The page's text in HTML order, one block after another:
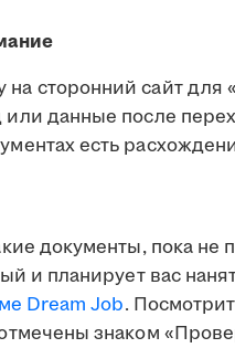
сторонний сайт для
или данные после
есть
документы, пока не
и планирует вас
Dream Job.
знаком